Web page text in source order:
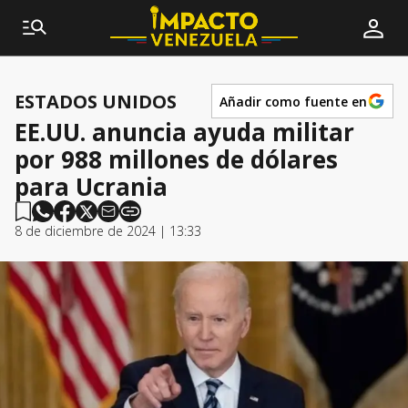
ESTADOS UNIDOS Añadir como fuente en
EE.UU. anuncia ayuda militar
por 988 millones de dólares
para Ucrania
8 de diciembre de 2024 | 13:33